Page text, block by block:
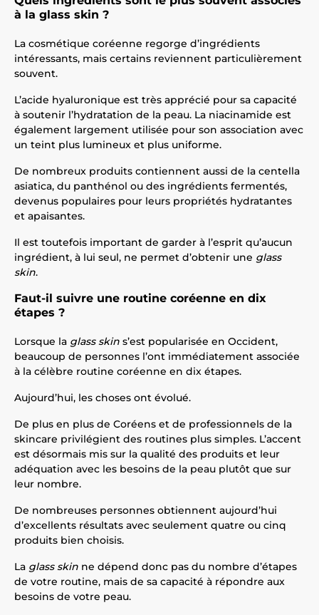
à la glass skin ?
La cosmétique coréenne regorge d’ingrédients
intéressants, mais certains reviennent particulièrement
souvent.
L’acide hyaluronique est très apprécié pour sa capacité
à soutenir l’hydratation de la peau. La niacinamide est
également largement utilisée pour son association avec
un teint plus lumineux et plus uniforme.
De nombreux produits contiennent aussi de la centella
asiatica, du panthénol ou des ingrédients fermentés,
devenus populaires pour leurs propriétés hydratantes
et apaisantes.
Il est toutefois important de garder à l’esprit qu’aucun
ingrédient, à lui seul, ne permet d’obtenir une glass
skin.
Faut-il suivre une routine coréenne en dix
étapes ?
Lorsque la glass skin s’est popularisée en Occident,
beaucoup de personnes l’ont immédiatement associée
à la célèbre routine coréenne en dix étapes.
Aujourd’hui, les choses ont évolué.
De plus en plus de Coréens et de professionnels de la
skincare privilégient des routines plus simples. L’accent
est désormais mis sur la qualité des produits et leur
adéquation avec les besoins de la peau plutôt que sur
leur nombre.
De nombreuses personnes obtiennent aujourd’hui
d’excellents résultats avec seulement quatre ou cinq
produits bien choisis.
La glass skin ne dépend donc pas du nombre d’étapes
de votre routine, mais de sa capacité à répondre aux
besoins de votre peau.